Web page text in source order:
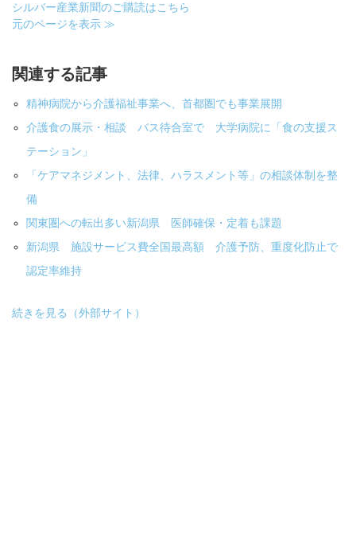
シルバー産業新聞のご購読はこちら
元のページを表示 ≫
関連する記事
精神病院から介護福祉事業へ、首都圏でも事業展開
介護食の展示・相談 バス待合室で 大学病院に「食の支援ス
テーション」
「ケアマネジメント、法律、ハラスメント等」の相談体制を整
備
関東圏への転出多い新潟県 医師確保・定着も課題
新潟県 施設サービス費全国最高額 介護予防、重度化防止で
認定率維持
続きを見る（外部サイト）